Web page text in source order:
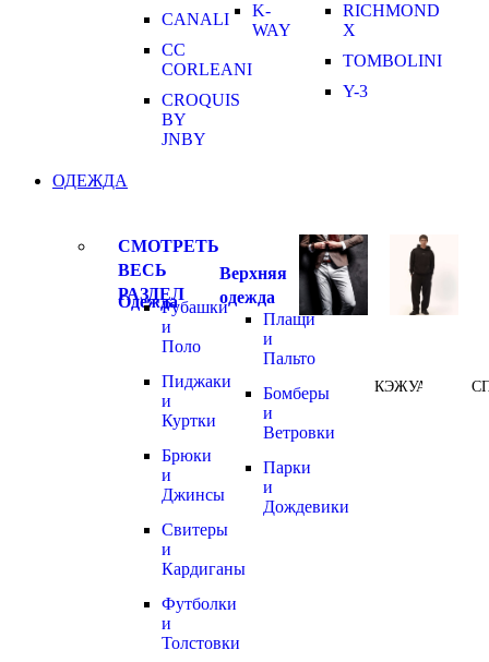
CANALI
CC
CORLEANI
CROQUIS
BY
JNBY
K-
WAY
RICHMOND
X
TOMBOLINI
Y-3
ОДЕЖДА
СМОТРЕТЬ
ВЕСЬ
РАЗДЕЛ
ОдеждаРубашки
и
Поло
Пиджаки
и
Куртки
Брюки
и
Джинсы
Свитеры
и
Кардиганы
Футболки
и
Толстовки
Верхняя
одежда
Плащи
и
Пальто
Бомберы
и
Ветровки
Парки
и
Дождевики
КЭЖУАЛ